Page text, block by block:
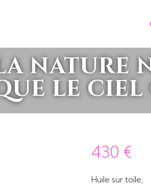
nature
le ciel
430 €
Huile sur toile,